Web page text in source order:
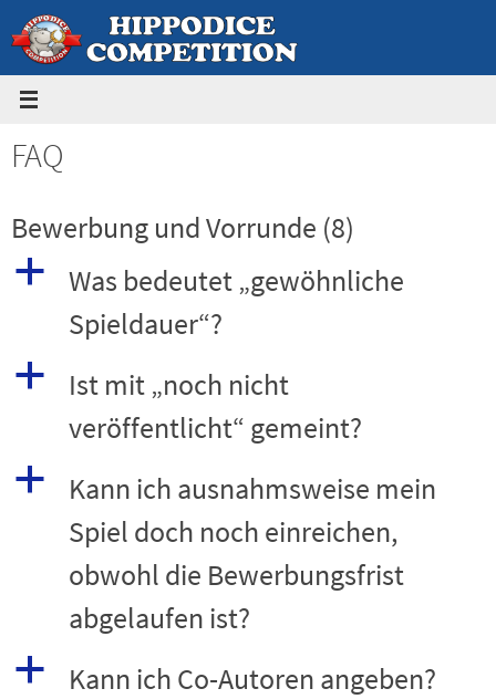
Inhalt
springen
FAQ
Bewerbung und Vorrunde (8)
a
Was bedeutet „gewöhnliche
Spieldauer“?
a
Ist mit „noch nicht
veröffentlicht“ gemeint?
a
Kann ich ausnahmsweise mein
Spiel doch noch einreichen,
obwohl die Bewerbungsfrist
abgelaufen ist?
a Kann ich Co-Autoren angeben?